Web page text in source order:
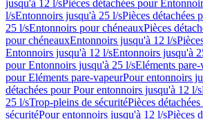
jusqu'à 12 l/sPièces détachées pour
l/sEntonnoirs jusqu'à 25 l/sPièces détachées
25 l/sEntonnoirs pour chéneauxPièces
pour chéneauxEntonnoirs jusqu'à 12 l/s
Entonnoirs jusqu'à 12 l/sEntonnoirs jusqu'à
pour Entonnoirs jusqu'à 25 l/sEléments pare-
pour Eléments pare-vapeurPour entonnoirs
détachées pour Pour entonnoirs jusqu'à 12 l/s
25 l/sTrop-pleins de sécuritéPièces
sécuritéPour entonnoirs jusqu'à 12 l/sPièces